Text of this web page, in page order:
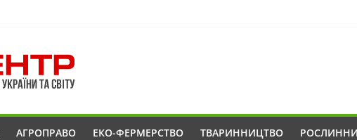
АГРОПРАВО ЕКО-ФЕРМЕРСТВО ТВАРИННИЦТВО